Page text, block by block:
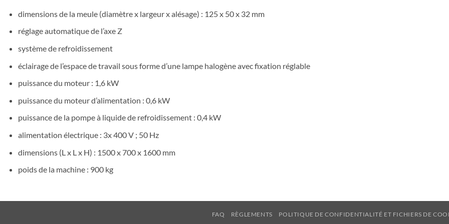
dimensions de la meule (diamètre x largeur x alésage) : 125 x 50 x 32 mm
réglage automatique de l’axe Z
système de refroidissement
éclairage de l’espace de travail sous forme d’une lampe halogène avec fixation réglable
puissance du moteur : 1,6 kW
puissance du moteur d’alimentation : 0,6 kW
puissance de la pompe à liquide de refroidissement : 0,4 kW
alimentation électrique : 3x 400 V ; 50 Hz
dimensions (L x L x H) : 1500 x 700 x 1600 mm
poids de la machine : 900 kg
FAQ RÈGLEMENTS POLITIQUE DE CONFIDENTIALITÉ ET FICHIERS DE